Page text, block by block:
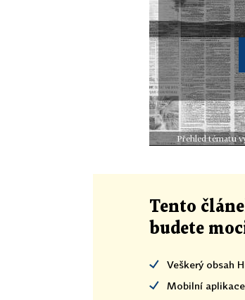
Přehled tématu
Tento
budete
Veškerý obsah
Mobilní aplikace